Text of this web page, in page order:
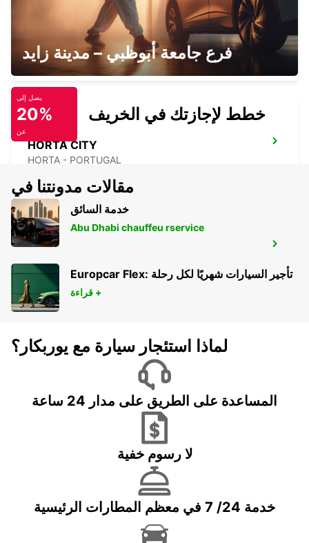
PICO CITY
PICO - PORTUGAL
HORTA CITY
HORTA - PORTUGAL
HORTA MARINE TERMINAL
HORTA - PORTUGAL
فرع جامعة أبوظبي – مدينة زايد
يصل إلى
20%
عن
خطط لإجازتك في الخريف
مقالات مدونتنا في
خدمة السائق
Abu Dhabi chauffeu rservice
Europcar Flex: تأجير السيارات شهريًا لكل رحلة
قراءة +
لماذا استئجار سيارة مع يوربكار؟
المساعدة على الطريق على مدار 24 ساعة
لا رسوم خفية
خدمة 24/ 7 في معظم المطارات الرئيسية